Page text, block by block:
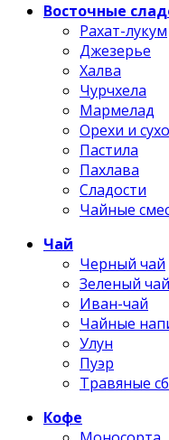
Восточные
Рахат-лукум
Джезерье
Халва
Чурчхела
Мармелад
Орехи и
Пастила
Пахлава
Сладости
Чайные
Чай
Черный чай
Зеленый чай
Иван-чай
Чайные
Улун
Пуэр
Травяные
Кофе